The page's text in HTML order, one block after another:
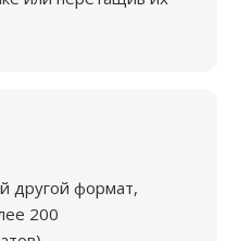
другой формат,
200